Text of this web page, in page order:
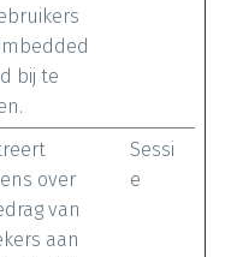
bij te
over
van
aan
Sessi
e